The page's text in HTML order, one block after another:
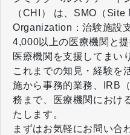
（CHI） は、SMO（
Organization：治験施設
4,000以上の医療機関と
医療機関を支援してまい
これまでの知見・経験を
施から事務的業務、IRB
務まで、医療機関におけ
たします。
まずはお気軽にお問い合